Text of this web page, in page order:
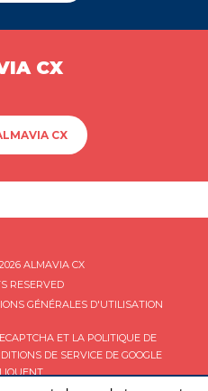
CX
CX
ALMAVIA CX
RESERVED
GÉNÉRALES D'UTILISATION
ET LA POLITIQUE DE
DE SERVICEDE GOOGLE